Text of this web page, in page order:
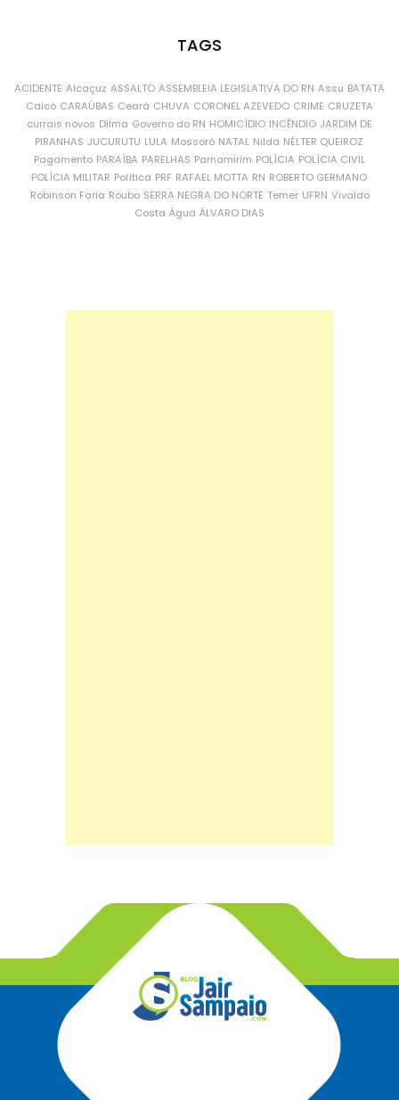
TAGS
ACIDENTE Alcaçuz ASSALTO ASSEMBLEIA LEGISLATIVA DO RN Assu BATATA
Caicó CARAÚBAS Ceará CHUVA CORONEL AZEVEDO CRIME CRUZETA
currais novos Dilma Governo do RN HOMICÍDIO INCÊNDIO JARDIM DE
PIRANHAS JUCURUTU LULA Mossoró NATAL Nilda NÉLTER QUEIROZ
Pagamento PARAÍBA PARELHAS Parnamirim POLÍCIA POLÍCIA CIVIL
POLÍCIA MILITAR Política PRF RAFAEL MOTTA RN ROBERTO GERMANO
Robinson Faria Roubo SERRA NEGRA DO NORTE Temer UFRN Vivaldo
Costa Água ÁLVARO DIAS